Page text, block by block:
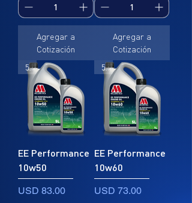
- La descarga de espuma de alta
presión imparte un excelente poder
penetración;
- Protege contra la corrosión -
desgaste y sal; Resistente a la
fragilidad durante un uso prolongado
Agregar a
Cotización
Agregar a
Cotización
5L
EE Performance
10w50
Precio
USD 83.00
5L
EE Performance
10w60
Precio
USD 73.00